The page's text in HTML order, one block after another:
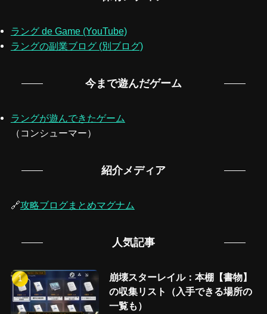
ラング de Game (YouTube)
ラングの副業ブログ (別ブログ)
今まで遊んだゲーム
ラングが遊んできたゲーム
（コンシューマー）
紹介メディア
🔗攻略ブログまとめマグナム
人気記事
崩壊スターレイル：本棚【書物】
の収集リスト（入手できる場所の
一覧も）